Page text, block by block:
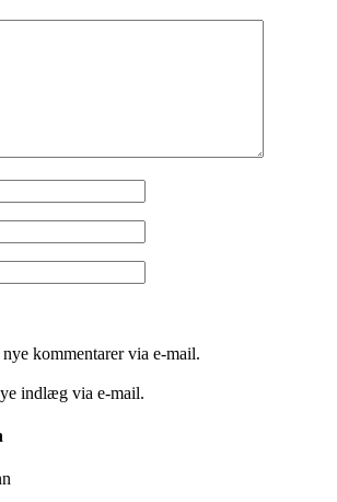
kommentarer via e-mail.
indlæg via e-mail.